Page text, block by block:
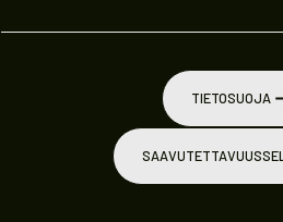
TIETOSUOJA